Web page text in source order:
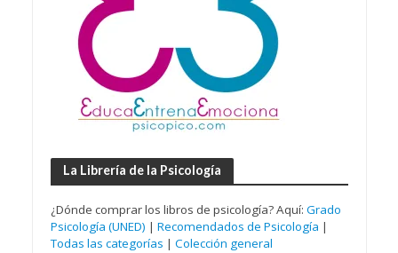
La Librería de la Psicología
¿Dónde comprar los libros de psicología? Aquí: Grado
Psicología (UNED) | Recomendados de Psicología |
Todas las categorías | Colección general